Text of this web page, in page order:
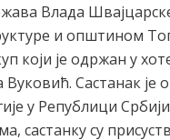
Влада
и општином
који је одржан у
Састанак
у Републици
састанку су